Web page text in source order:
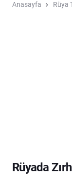
Anasayfa Rüya
Rüyada